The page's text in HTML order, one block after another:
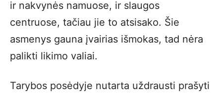
ir nakvynės namuose, ir slaugos
centruose, tačiau jie to atsisako. Šie
asmenys gauna įvairias išmokas, tad nėra
palikti likimo valiai.
Tarybos posėdyje nutarta uždrausti prašyti